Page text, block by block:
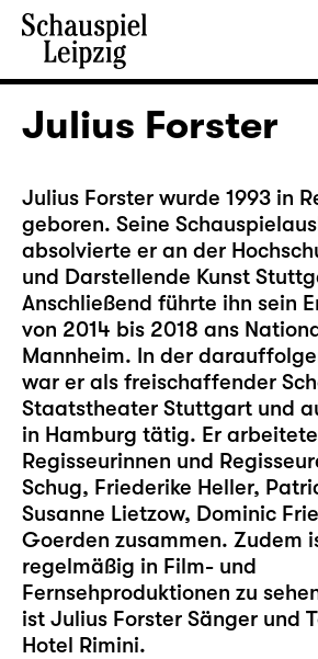
Julius Forster
Julius Forster wurde 1993 in
geboren. Seine
absolvierte er an der
und Darstellende Kunst
Anschließend führte ihn sein
von 2014 bis 2018 ans
Mannheim. In der
war er als freischaffender
Staatstheater Stuttgart und
in Hamburg tätig. Er
Regisseurinnen und
Schug, Friederike Heller,
Susanne Lietzow, Dominic
Goerden zusammen. Zudem
regelmäßig in Film- und
Fernsehproduktionen zu
ist Julius Forster Sänger und
Hotel Rimini.